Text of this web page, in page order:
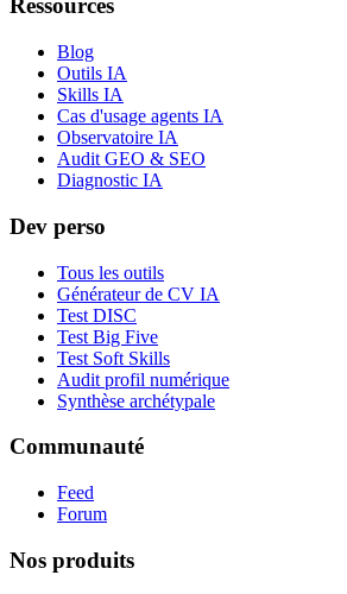
Ressources
Blog
Outils IA
Skills IA
Cas d'usage agents IA
Observatoire IA
Audit GEO & SEO
Diagnostic IA
Dev perso
Tous les outils
Générateur de CV IA
Test DISC
Test Big Five
Test Soft Skills
Audit profil numérique
Synthèse archétypale
Communauté
Feed
Forum
Nos produits